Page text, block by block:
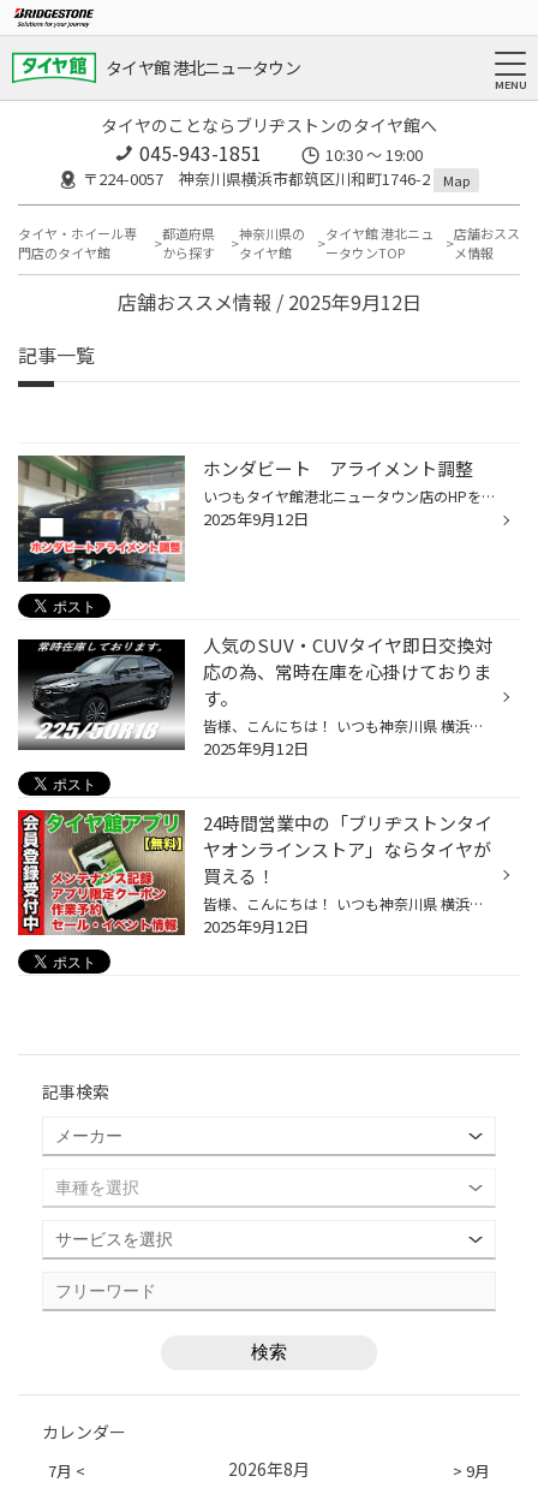
タイヤ館 港北ニュータウン
タイヤのことならブリヂストンのタイヤ館へ
045-943-1851
10:30 ～ 19:00
〒224-0057 神奈川県横浜市都筑区川和町1746-2
Map
タイヤ・ホイール専
門店のタイヤ館
都道府県
から探す
神奈川県の
タイヤ館
タイヤ館 港北ニュ
ータウンTOP
店舗おスス
メ情報
店舗おススメ情報 / 2025年9月12日
記事一覧
ホンダビート アライメント調整
いつもタイヤ館港北ニュータウン店のHPをご覧頂き誠にありがとうございます。前回のアライメント調整のご紹介時に修理工場様からの依頼も多いと書かせていただきましたが 今回も修理工場様からのご依頼で今では珍しくなってしまったお車が入庫いたしました。 ホンダビートです！ 小さなボディに開発...
2025年9月12日
人気のSUV・CUVタイヤ即日交換対
応の為、常時在庫を心掛けておりま
す。
皆様、こんにちは！ いつも神奈川県 横浜市 都筑区 タイヤ館 港北ニュータウン店のWebを御覧の皆様ありがとうございます♪ タイヤ館は、あなたの町の "タイヤ専門店"です。 タイヤ館港北ニュータウン店では 人気のSUV・CUVの売れ筋サイズの 当日タイヤ交換が出来るように在庫管理を行っております。 ...
2025年9月12日
24時間営業中の「ブリヂストンタイ
ヤオンラインストア」ならタイヤが
買える！
皆様、こんにちは！ いつも神奈川県 横浜市 都筑区 タイヤ館 港北ニュータウン店のWebを御覧の皆様ありがとうございます♪ タイヤ館は、あなたの町の "タイヤ専門店"です。 タイヤ館アプリダウンロード LINEお友達登録⇒トーク⇒公式アプリダウンロード 国内タイヤメーカーのブリヂストンが運営してい...
2025年9月12日
記事検索
カレンダー
7月 < > 9月
2026年8月